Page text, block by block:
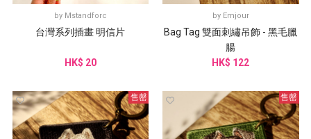
by Mstandforc
台灣系列插畫 明信片
HK$ 20
by Emjour
Bag Tag 雙面刺繡吊飾 - 黑毛臘
腸
HK$ 122
售罄 售罄